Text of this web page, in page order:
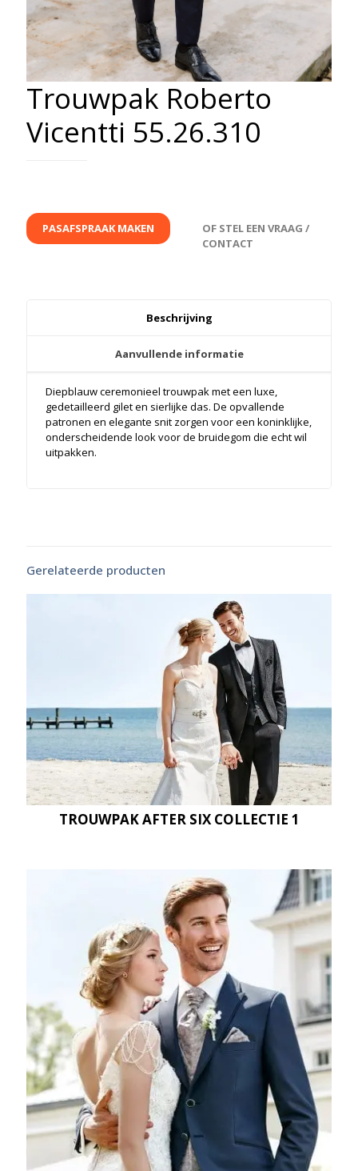
Trouwpak Roberto
Vicentti 55.26.310
PASAFSPRAAK MAKEN
OF STEL EEN VRAAG /
CONTACT
Beschrijving
Aanvullende informatie
Diepblauw ceremonieel trouwpak met een luxe,
gedetailleerd gilet en sierlijke das. De opvallende
patronen en elegante snit zorgen voor een koninklijke,
onderscheidende look voor de bruidegom die echt wil
uitpakken.
Gerelateerde producten
TROUWPAK AFTER SIX COLLECTIE 1